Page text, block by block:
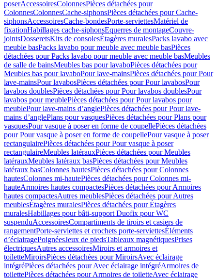
poserAccessoiresColonnesPièces détachées pour
ColonnesColonnesCache-siphonsPièces détachées pour Cache-
siphonsAccessoiresCache-bondesPorte-serviettesMatériel de
fixationHabillages cache-siphonsEquerres de montageCouvre-
jointsDosseretsKits de consolesÉtagères muralesPacks lavabo avec
meuble basPacks lavabo pour meuble avec meuble basPièces
détachées pour Packs lavabo pour meuble avec meuble basMeubles
de salle de bainsMeubles bas pour lavaboPièces détachées pour
Meubles bas pour lavaboPour lave-mainsPièces détachées pour Pour
lave-mainsPour lavabosPièces détachées pour Pour lavabosPour
lavabos doublesPièces détachées pour Pour lavabos doublesPour
lavabos pour meublePièces détachées pour Pour lavabos pour
meublePour lave-mains d’anglePièces détachées pour Pour lave-
mains d’anglePlans pour vasquesPièces détachées pour Plans pour
vasquesPour vasque à poser en forme de coupellePièces détachées
pour Pour vasque à poser en forme de coupellePour vasque à poser
rectangulairePièces détachées pour Pour vasque à poser
rectangulaireMeubles latérauxPièces détachées pour Meubles
latérauxMeubles latéraux basPièces détachées pour Meubles
latéraux basColonnes hautesPièces détachées pour Colonnes
hautesColonnes mi-hautePièces détachées pour Colonnes mi-
hauteArmoires hautes compactesPièces détachées pour Armoires
hautes compactesAutres meublesPièces détachées pour Autres
meublesÉtagères muralesPièces détachées pour Étagères
muralesHabillages pour bâti-support Duofix pour WC
suspenduAccessoiresCompartiments de tiroirs et casiers de
rangementPorte-serviettes et crochets porte-serviettesÉléments
d’éclairagePoignéesJeux de piedsTableaux magnétiquesPrises
électriquesAutres accessoiresMiroirs et armoires et
toiletteMiroirsPièces détachées pour MiroirsAvec éclairage
intégréPièces détachées pour Avec éclairage intégréArmoires de
toilettePièces détachées pour Armoires de toiletteAvec éclairage